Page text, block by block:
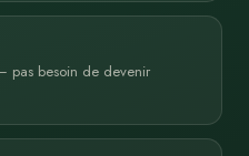
pas besoin de devenir